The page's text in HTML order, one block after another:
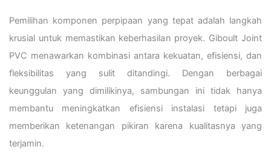
Pemilihan komponen perpipaan yang tepat adalah langkah
krusial untuk memastikan keberhasilan proyek. Giboult Joint
PVC menawarkan kombinasi antara kekuatan, efisiensi, dan
fleksibilitas yang sulit ditandingi. Dengan berbagai
keunggulan yang dimilikinya, sambungan ini tidak hanya
membantu meningkatkan efisiensi instalasi tetapi juga
memberikan ketenangan pikiran karena kualitasnya yang
terjamin.